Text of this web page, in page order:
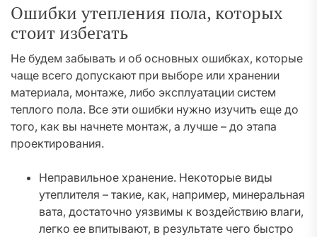
Ошибки утепления пола, которых
стоит избегать
Не будем забывать и об основных ошибках, которые
чаще всего допускают при выборе или хранении
материала, монтаже, либо эксплуатации систем
теплого пола. Все эти ошибки нужно изучить еще до
того, как вы начнете монтаж, а лучше – до этапа
проектирования.
Неправильное хранение. Некоторые виды
утеплителя – такие, как, например, минеральная
вата, достаточно уязвимы к воздействию влаги,
легко ее впитывают, в результате чего быстро